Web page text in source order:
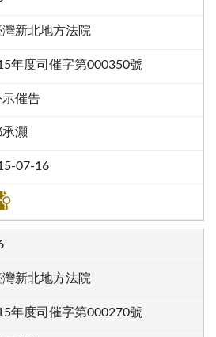
灣新北地方法院
年度司催字第000350號
示催告
承灝
07-16
灣新北地方法院
年度司催字第000270號